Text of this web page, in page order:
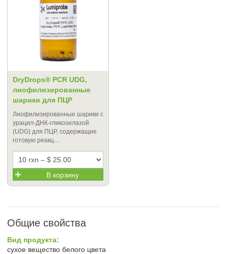
DryDrops® PCR UDG,
лиофилизированные
шарики для ПЦР
Лиофилизированные шарики с
урацил-ДНК-гликозилазой
(UDG) для ПЦР, содержащие
готовую реакц…
В корзину
Общие свойства
Вид продукта:
сухое вещество белого цвета